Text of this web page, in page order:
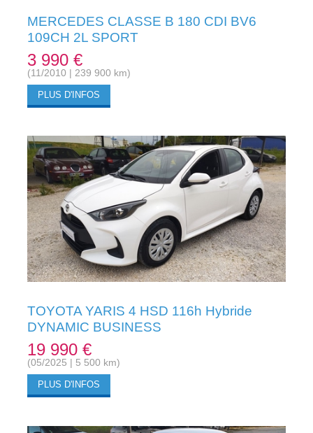
MERCEDES CLASSE B 180 CDI BV6
109CH 2L SPORT
3 990 €
(11/2010 | 239 900 km)
PLUS D'INFOS
TOYOTA YARIS 4 HSD 116h Hybride
DYNAMIC BUSINESS
19 990 €
(05/2025 | 5 500 km)
PLUS D'INFOS